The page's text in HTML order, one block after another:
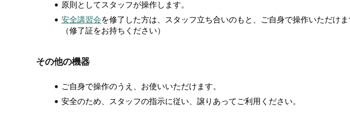
原則としてスタッフが操作します。
安全講習会を修了した方は、スタッフ立ち合いのもと、ご自身で操作いただけま
（修了証をお持ちください）
その他の機器
ご自身で操作のうえ、お使いいただけます。
安全のため、スタッフの指示に従い、譲りあってご利用ください。